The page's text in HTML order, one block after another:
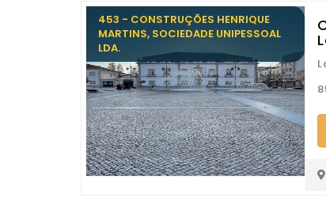
453 - CONSTRUÇÕES HENRIQUE
MARTINS, SOCIEDADE UNIPESSOAL
LDA.